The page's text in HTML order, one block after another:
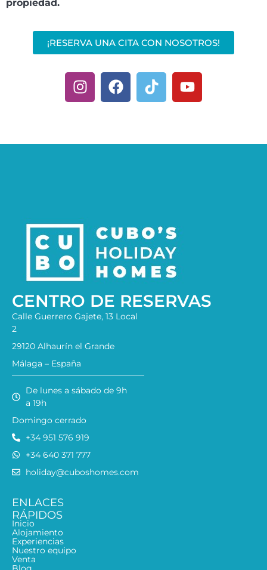
propiedad.
¡RESERVA UNA CITA CON NOSOTROS!
CENTRO DE RESERVAS
Calle Guerrero Gajete, 13 Local
2
29120 Alhaurín el Grande
Málaga – España
De lunes a sábado de 9h
a 19h
Domingo cerrado
+34 951 576 919
+34 640 371 777
holiday@cuboshomes.com
ENLACES
RÁPIDOS
Inicio
Alojamiento
Experiencias
Nuestro equipo
Venta